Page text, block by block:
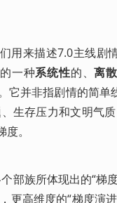
用来描述7.0主线剧
一种系统性的、离散
它并非指剧情的简单
生存压力和文明气
。
部族所体现出的“梯
更高维度的“梯度演